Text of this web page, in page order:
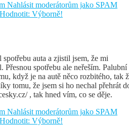
Nahlásit moderátorům jako SPAM
Hodnotit: Výborně!
auta a zjistil jsem, že mi
Přesnou spotřebu ale neřeším. Palubní
když je na autě něco rozbitého, tak
tomu, že jsem si ho nechal přehrát
, tak hned vím, co se děje.
Nahlásit moderátorům jako SPAM
Hodnotit: Výborně!